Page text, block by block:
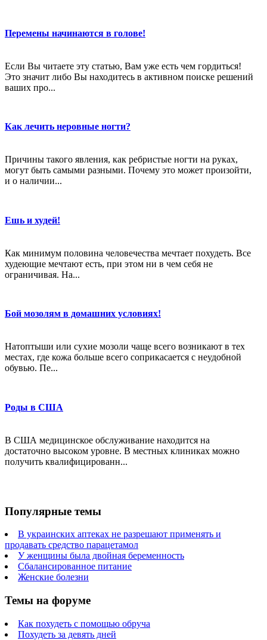
Перемены начинаются в голове!
Если Вы читаете эту статью, Вам уже есть чем гордиться!
Это значит либо Вы находитесь в активном поиске решений
ваших про...
Как лечить неровные ногти?
Причины такого явления, как ребристые ногти на руках,
могут быть самыми разными. Почему это может произойти,
и о наличии...
Ешь и худей!
Как минимум половина человечества мечтает похудеть. Все
худеющие мечтают есть, при этом ни в чем себя не
ограничивая. На...
Бой мозолям в домашних условиях!
Натоптыши или сухие мозоли чаще всего возникают в тех
местах, где кожа больше всего соприкасается с неудобной
обувью. Пе...
Роды в США
В США медицинское обслуживание находится на
достаточно высоком уровне. В местных клиниках можно
получить квалифицированн...
Популярные темы
В украинских аптеках не разрешают применять и
продавать средство парацетамол
У женщины была двойная беременность
Сбалансированное питание
Женские болезни
Темы на форуме
Как похудеть с помощью обруча
Похудеть за девять дней